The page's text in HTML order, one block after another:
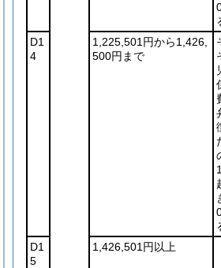
D1
4
1,225,501円から1,426,
500円まで
D1
5
1,426,501円以上